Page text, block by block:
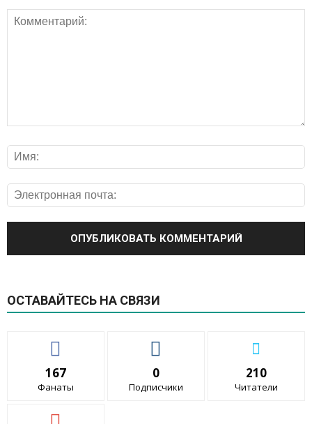
ОСТАВАЙТЕСЬ НА СВЯЗИ
167
Фанаты
0
Подписчики
210
Читатели